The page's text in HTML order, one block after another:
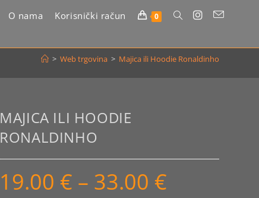
O nama Korisnički račun 0 Uključi/isključi
pretragu
web-
> Web trgovina > Majica ili Hoodie Ronaldinho
MAJICA ILI HOODIE
RONALDINHO
19.00 € – 33.00 €